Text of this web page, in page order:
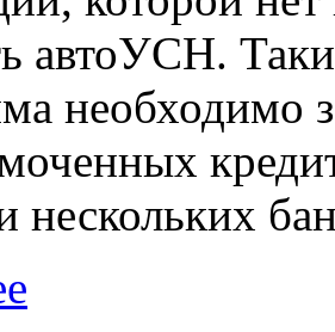
автоУСН.
необходимо
нескольких